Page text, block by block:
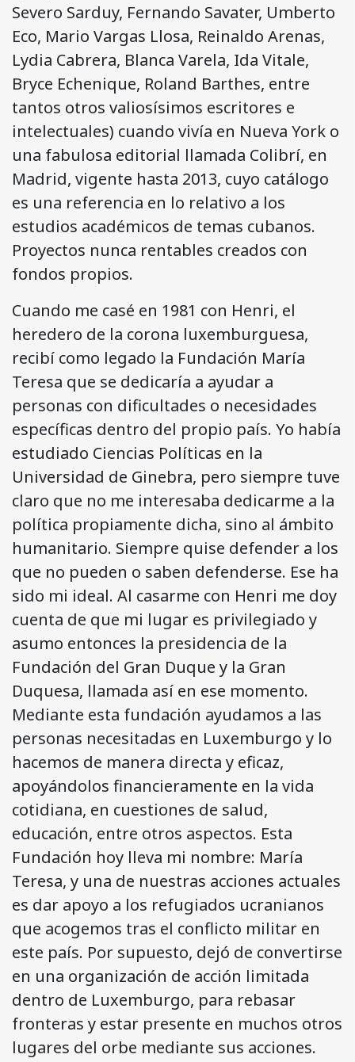
Severo Sarduy, Fernando Savater, Umberto
Eco, Mario Vargas Llosa, Reinaldo Arenas,
Lydia Cabrera, Blanca Varela, Ida Vitale,
Bryce Echenique, Roland Barthes, entre
tantos otros valiosísimos escritores e
intelectuales) cuando vivía en Nueva York o
una fabulosa editorial llamada Colibrí, en
Madrid, vigente hasta 2013, cuyo catálogo
es una referencia en lo relativo a los
estudios académicos de temas cubanos.
Proyectos nunca rentables creados con
fondos propios.
Cuando me casé en 1981 con Henri, el
heredero de la corona luxemburguesa,
recibí como legado la Fundación María
Teresa que se dedicaría a ayudar a
personas con dificultades o necesidades
específicas dentro del propio país. Yo había
estudiado Ciencias Políticas en la
Universidad de Ginebra, pero siempre tuve
claro que no me interesaba dedicarme a la
política propiamente dicha, sino al ámbito
humanitario. Siempre quise defender a los
que no pueden o saben defenderse. Ese ha
sido mi ideal. Al casarme con Henri me doy
cuenta de que mi lugar es privilegiado y
asumo entonces la presidencia de la
Fundación del Gran Duque y la Gran
Duquesa, llamada así en ese momento.
Mediante esta fundación ayudamos a las
personas necesitadas en Luxemburgo y lo
hacemos de manera directa y eficaz,
apoyándolos financieramente en la vida
cotidiana, en cuestiones de salud,
educación, entre otros aspectos. Esta
Fundación hoy lleva mi nombre: María
Teresa, y una de nuestras acciones actuales
es dar apoyo a los refugiados ucranianos
que acogemos tras el conflicto militar en
este país. Por supuesto, dejó de convertirse
en una organización de acción limitada
dentro de Luxemburgo, para rebasar
fronteras y estar presente en muchos otros
lugares del orbe mediante sus acciones.